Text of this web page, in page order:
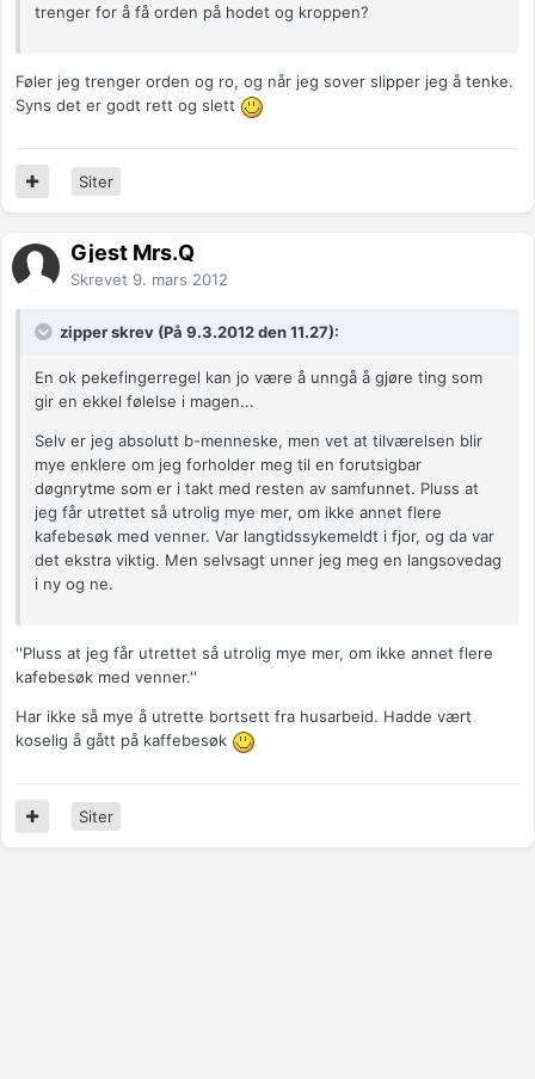
trenger for å få orden på hodet og kroppen?
Føler jeg trenger orden og ro, og når jeg sover slipper jeg å tenke.
Syns det er godt rett og slett
Siter
Gjest Mrs.Q
Skrevet 9. mars 2012
zipper skrev (På 9.3.2012 den 11.27):
En ok pekefingerregel kan jo være å unngå å gjøre ting som
gir en ekkel følelse i magen...
Selv er jeg absolutt b-menneske, men vet at tilværelsen blir
mye enklere om jeg forholder meg til en forutsigbar
døgnrytme som er i takt med resten av samfunnet. Pluss at
jeg får utrettet så utrolig mye mer, om ikke annet flere
kafebesøk med venner. Var langtidssykemeldt i fjor, og da var
det ekstra viktig. Men selvsagt unner jeg meg en langsovedag
i ny og ne.
''Pluss at jeg får utrettet så utrolig mye mer, om ikke annet flere
kafebesøk med venner.''
Har ikke så mye å utrette bortsett fra husarbeid. Hadde vært
koselig å gått på kaffebesøk
Siter